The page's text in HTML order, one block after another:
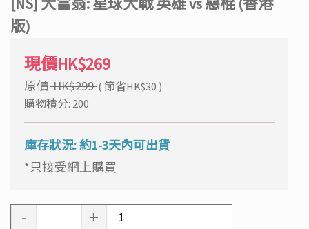
版)
現價HK$269
原價HK$299( 節省HK$30 )
購物積分: 200
庫存狀況: 約1-3天內可出貨
*只接受網上購買
+
-